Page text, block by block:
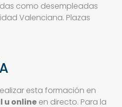
como desempleadas
Valenciana. Plazas
esta formación en
u online en directo. Para la